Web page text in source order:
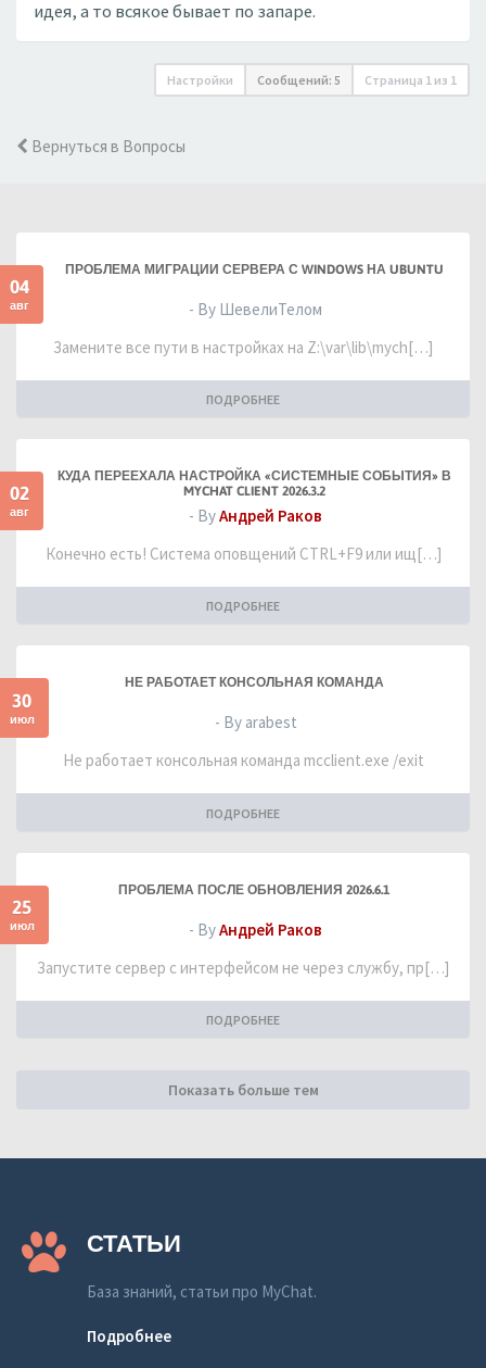
идея, а то всякое бывает по запаре.
Настройки Сообщений: 5 Страница 1 из 1
Вернуться в Вопросы
04
авг
ПРОБЛЕМА МИГРАЦИИ СЕРВЕРА С WINDOWS НА UBUNTU
- By ШевелиТелом
Замените все пути в настройках на Z:\var\lib\mych[…]
ПОДРОБНЕЕ
02
авг
КУДА ПЕРЕЕХАЛА НАСТРОЙКА «СИСТЕМНЫЕ СОБЫТИЯ» В
MYCHAT CLIENT 2026.3.2
- ByАндрей Раков
Конечно есть! Система оповщений CTRL+F9 или ищ[…]
ПОДРОБНЕЕ
30
июл
НЕ РАБОТАЕТ КОНСОЛЬНАЯ КОМАНДА
- By arabest
Не работает консольная команда mcclient.exe /exit
ПОДРОБНЕЕ
25
июл
ПРОБЛЕМА ПОСЛЕ ОБНОВЛЕНИЯ 2026.6.1
- ByАндрей Раков
Запустите сервер с интерфейсом не через службу, пр[…]
ПОДРОБНЕЕ
Показать больше тем
СТАТЬИ
База знаний, статьи про MyChat.
Подробнее